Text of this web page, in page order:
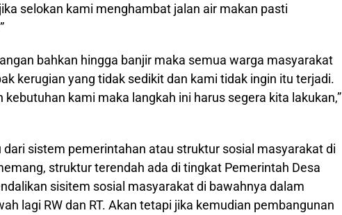
selokan kami menghambat jalan air makan pasti
bahkan hingga banjir maka semua warga masyarakat
kerugian yang tidak sedikit dan kami tidak ingin itu terjadi.
kebutuhan kami maka langkah ini harus segera kita lakukan,”
dari sistem pemerintahan atau struktur sosial masyarakat di
struktur terendah ada di tingkat Pemerintah Desa
sisitem sosial masyarakat di bawahnya dalam
lagi RW dan RT. Akan tetapi jika kemudian pembangunan